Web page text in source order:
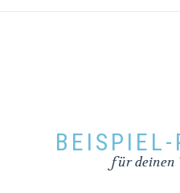
BEISPIEL-
für deinen